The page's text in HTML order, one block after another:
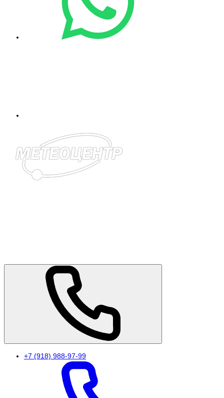
+7 (918) 988-97-99